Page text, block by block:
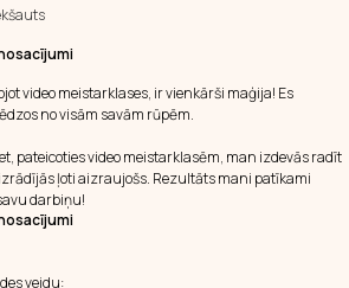
video meistarklases, ir vienkārši maģija! Es
no visām savām rūpēm.
pateicoties video meistarklasēm, man izdevās radīt
ļoti aizraujošs. Rezultāts mani patīkami
darbiņu!
veidu: